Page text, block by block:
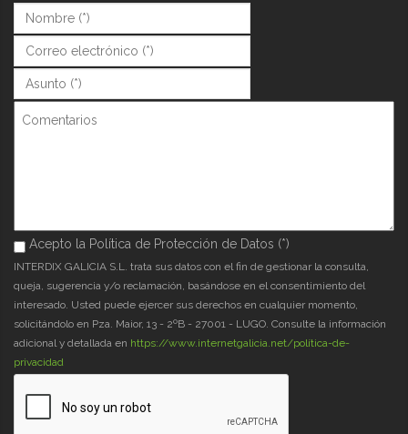
Nombre (*)*
Correo (*)*
Asunto (*)*
Comentarios
Acepto la Política de Protección de Datos (*)
Acepto la Política de Protección de Datos (*)
INTERDIX GALICIA S.L. trata sus datos con el fin de gestionar la consulta,
queja, sugerencia y/o reclamación, basándose en el consentimiento del
interesado. Usted puede ejercer sus derechos en cualquier momento,
solicitándolo en Pza. Maior, 13 - 2ºB - 27001 - LUGO. Consulte la información
adicional y detallada en https://www.internetgalicia.net/política-de-
privacidad